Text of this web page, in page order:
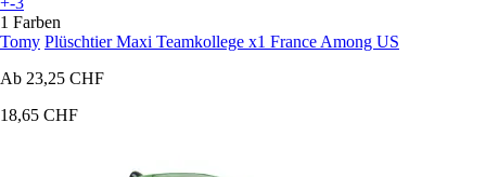
1 Farben
Tomy Plüschtier Maxi Teamkollege x1 France Among US
Ab 23,25 CHF
18,65 CHF